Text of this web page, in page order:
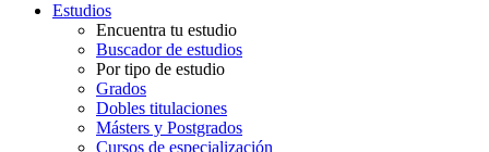
Estudios
Encuentra tu estudio
Buscador de estudios
Por tipo de estudio
Grados
Dobles titulaciones
Másters y Postgrados
Cursos de especialización